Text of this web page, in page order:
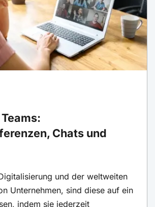
Chats und
und der weltweiten
Unternehmen, sind diese auf ein
indem sie jederzeit